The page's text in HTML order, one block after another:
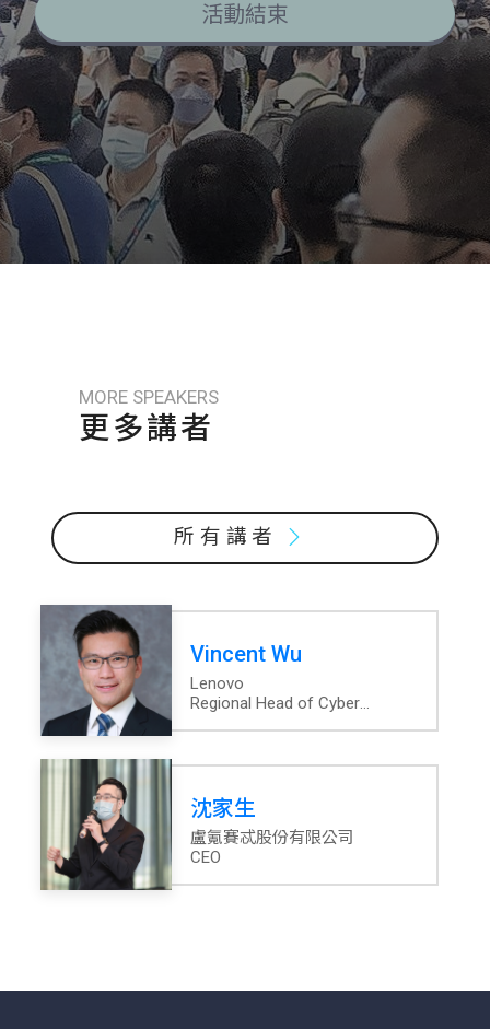
活動結束
MORE SPEAKERS
更多講者
所有講者
Vincent Wu
Lenovo
Regional Head of Cyber
沈家生
盧氪賽忒股份有限公司
CEO